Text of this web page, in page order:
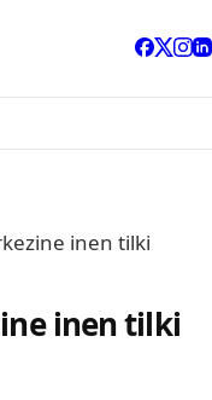
inen tilki
inen tilki